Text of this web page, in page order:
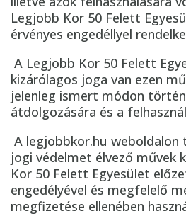
Legjobb Kor 50 Felett
érvényes engedéllyel
A Legjobb Kor 50 Felett
kizárólagos joga van ezen
jelenleg ismert módon
átdolgozására és a
A legjobbkor.hu weboldalon
jogi védelmet élvező művek
Kor 50 Felett Egyesület
engedélyével és megfelelő
megfizetése ellenében